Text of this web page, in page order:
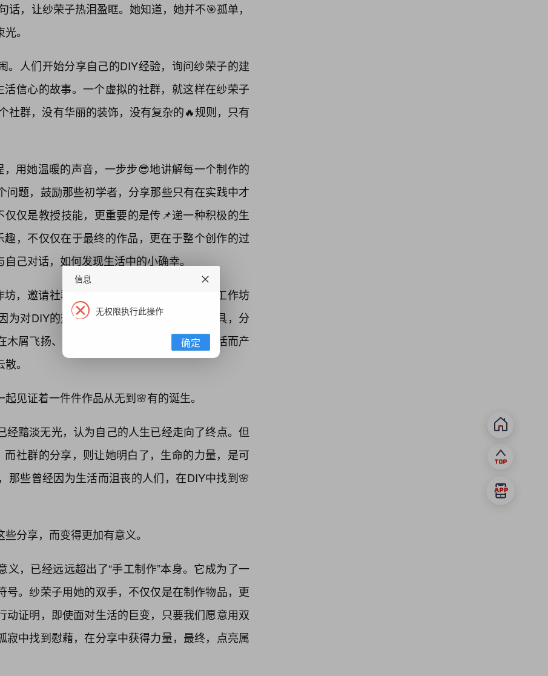
话，让纱荣子热泪盈眶。她知道，她并不🎯孤单，
。
。人们开始分享自己的DIY经验，询问纱荣子的建
信心的故事。一个虚拟的社群，就这样在纱荣子
社群，没有华丽的装饰，没有复杂的🔥规则，只有
用她温暖的声音，一步步😎地讲解每一个制作的
问题，鼓励那些初学者，分享那些只有在实践中才
仅仅是教授技能，更重要的是传📌递一种积极的生
，不仅仅在于最终的作品，更在于整个创作的过
己对话，如何发现生活中的小确幸。
，邀请社群里的成员们一起动手制作。在工作坊
为对DIY的热爱而聚集在一起。他们分享工具，分
木屑飞扬、针线穿梭的空间里，曾经因为生活而产
。
见证着一件件作品从无到🌸有的诞生。
经黯淡无光，认为自己的人生已经走向了终点。但
社群的分享，则让她明白了，生命的力量，是可
那些曾经因为生活而沮丧的人们，在DIY中找到🌸
分享，而变得更加有意义。
义，已经远远超出了“手工制作”本身。它成为了一
号。纱荣子用她的双手，不仅仅是在制作物品，更
动证明，即使面对生活的巨变，只要我们愿意用双
寂中找到慰藉，在分享中获得力量，最终，点亮属
信息
无权限执行此操作
确定